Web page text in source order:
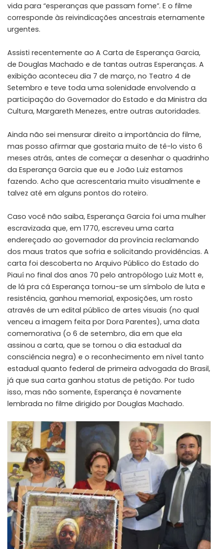
vida para “esperanças que passam fome”. E o filme
corresponde às reivindicações ancestrais eternamente
urgentes.
Assisti recentemente ao A Carta de Esperança Garcia,
de Douglas Machado e de tantas outras Esperanças. A
exibição aconteceu dia 7 de março, no Teatro 4 de
Setembro e teve toda uma solenidade envolvendo a
participação do Governador do Estado e da Ministra da
Cultura, Margareth Menezes, entre outras autoridades.
Ainda não sei mensurar direito a importância do filme,
mas posso afirmar que gostaria muito de tê-lo visto 6
meses atrás, antes de começar a desenhar o quadrinho
da Esperança Garcia que eu e João Luiz estamos
fazendo. Acho que acrescentaria muito visualmente e
talvez até em alguns pontos do roteiro.
Caso você não saiba, Esperança Garcia foi uma mulher
escravizada que, em 1770, escreveu uma carta
endereçado ao governador da província reclamando
dos maus tratos que sofria e solicitando providências. A
carta foi descoberta no Arquivo Público do Estado do
Piauí no final dos anos 70 pelo antropólogo Luiz Mott e,
de lá pra cá Esperança tornou-se um símbolo de luta e
resistência, ganhou memorial, exposições, um rosto
através de um edital público de artes visuais (no qual
venceu a imagem feita por Dora Parentes), uma data
comemorativa (o 6 de setembro, dia em que ela
assinou a carta, que se tornou o dia estadual da
consciência negra) e o reconhecimento em nível tanto
estadual quanto federal de primeira advogada do Brasil,
já que sua carta ganhou status de petição. Por tudo
isso, mas não somente, Esperança é novamente
lembrada no filme dirigido por Douglas Machado.